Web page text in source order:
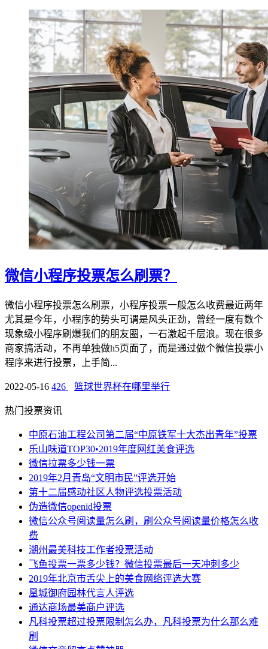
微信小程序投票怎么刷票？
微信小程序投票怎么刷票，小程序投票一般怎么收费最近两年
尤其是今年，小程序的势头可谓是风头正劲，曾经一度有数个
现象级小程序刷爆我们的朋友圈，一石激起千层浪。现在很多
商家搞活动，不再单独做h5页面了，而是通过做个微信投票小
程序来进行投票，上手简...
2022-05-16 426 篮球世界杯在哪里举行
热门投票资讯
中原石油工程公司第二届“中原铁军十大杰出青年”投票
乐山味道TOP30•2019年度网红美食评选
微信拉票多少钱一票
2019年2月青岛“文明市民”评选开始
第十二届感动社区人物评选投票活动
伪造微信openid投票
微信公众号阅读量怎么刷，刷公众号阅读量价格怎么收
费
潮州最美科技工作者投票活动
飞鱼投票一票多少钱？微信投票最后一天冲刺多少
2019年北京市舌尖上的美食网络评选大赛
凰城御府园林代言人评选
通达商场最美商户评选
凡科投票超过投票限制怎么办，凡科投票为什么那么难
刷